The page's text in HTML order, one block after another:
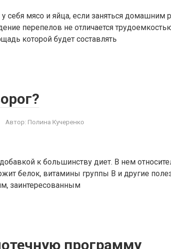
себя мясо и яйца, если заняться домашним
перепелов не отличается
которой будет составлять
Автор: Полина Кучеренко
к большинству диет. В нем
белок, витамины группы В и другие
заинтересованным
программу